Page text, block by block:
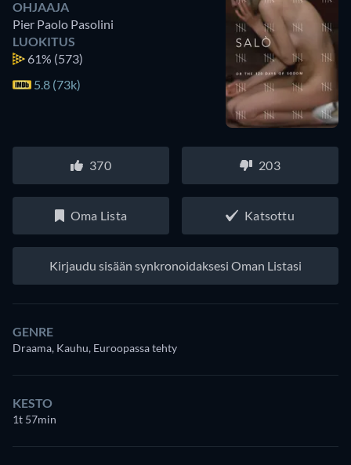
OHJAAJA
Pier Paolo Pasolini
LUOKITUS
61% (573)
5.8 (73k)
370 203
Oma Lista Katsottu
Kirjaudu sisään synkronoidaksesi Oman Listasi
GENRE
Draama, Kauhu, Euroopassa tehty
KESTO
1t 57min